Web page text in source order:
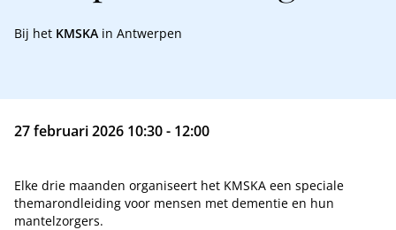
Bij het KMSKA in Antwerpen
27 februari 2026 10:30 - 12:00
Elke drie maanden organiseert het KMSKA een speciale
themarondleiding voor mensen met dementie en hun
mantelzorgers.